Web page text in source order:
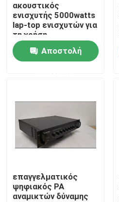
Περίπου εμείς
Γύρος εργοστασίων
Μας ελάτε σε επαφή με
Ειδήσεις
Ενισχυτής συστημάτων PA
ακουστικός
ενισχυτής 5000watts
lap-top ενισχυτών για
τη χρήση
Αποστολή
επαγγελματικός
ψηφιακός PA
αναμικτών δύναμης